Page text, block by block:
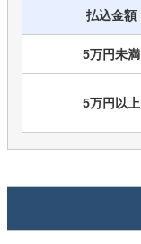
払込金額
5万円未満
5万円以上